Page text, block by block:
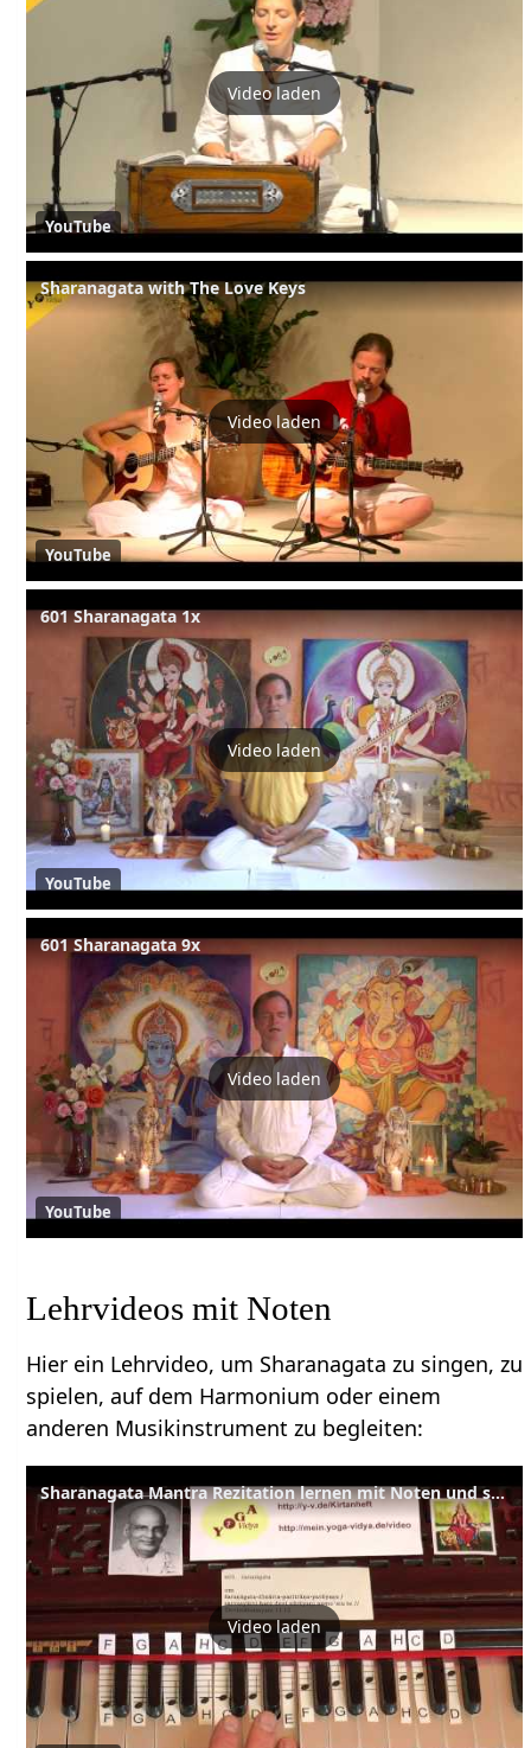
Video laden
YouTube
Sharanagata with The Love Keys
Video laden
YouTube
601 Sharanagata 1x
Video laden
YouTube
601 Sharanagata 9x
Video laden
YouTube
Lehrvideos mit Noten
Hier ein Lehrvideo, um Sharanagata zu singen, zu
spielen, auf dem Harmonium oder einem
anderen Musikinstrument zu begleiten:
Sharanagata Mantra Rezitation lernen mit Noten und sichtbaren Harmoniumtasten 601
Video laden